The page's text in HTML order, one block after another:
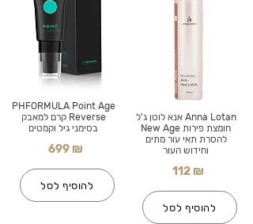
PHFORMULA Point Age
Reverse קרם למאבק
בסימני גיל וקמטים
699 ₪
להוסיף לסל
Anna Lotan אנא לוטן ג'ל
חומצת פירות New Age
להסרת תאי עור מתים
וחידוש העור
112 ₪
להוסיף לסל